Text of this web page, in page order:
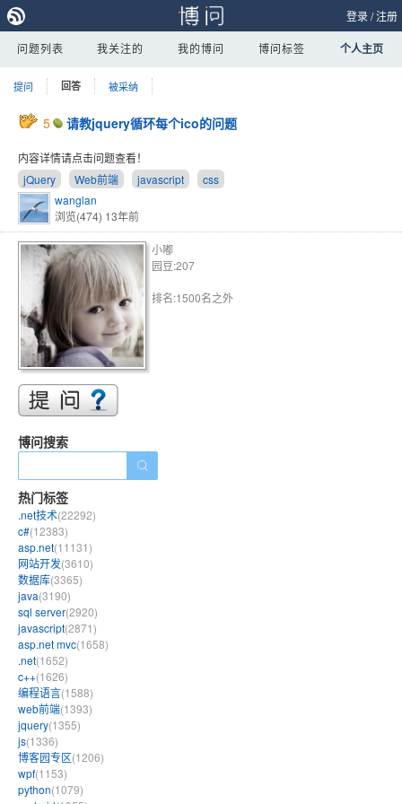
登录/注册
问题列表 我关注的 我的博问 博问标签 个人主页
提问 回答 被采纳
5 请教jquery循环每个ico的问题
内容详情请点击问题查看！
jQuery
Web前端 javascript
css
wanglan
浏览(474) 13年前
小嘟
园豆:207
排名:1500名之外
博问搜索
热门标签
.net技术(22292)
c#(12383)
asp.net(11131)
网站开发(3610)
数据库(3365)
java(3190)
sql server(2920)
javascript(2871)
asp.net mvc(1658)
.net(1652)
c++(1626)
编程语言(1588)
web前端(1393)
jquery(1355)
js(1336)
博客园专区(1206)
wpf(1153)
python(1079)